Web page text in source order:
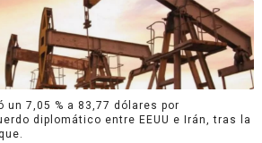
un 7,05 % a 83,77 dólares por
diplomático entre EEUU e Irán, tras la